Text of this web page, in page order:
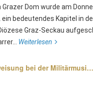
Dom wurde am
ein bedeutendes Kapitel in
Graz-Seckau
Weiterlesen
bei der Militärmusi…